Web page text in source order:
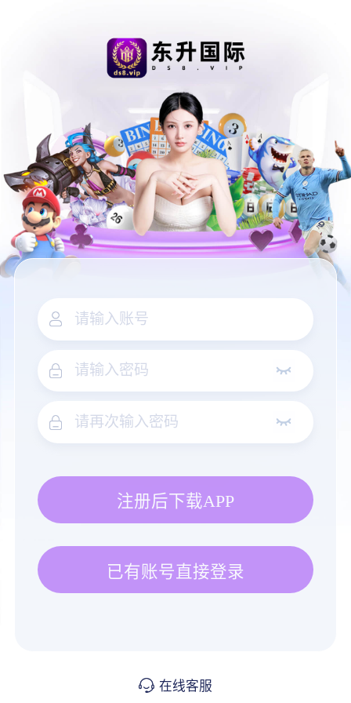
注册后下载APP
已有账号直接登录
在线客服